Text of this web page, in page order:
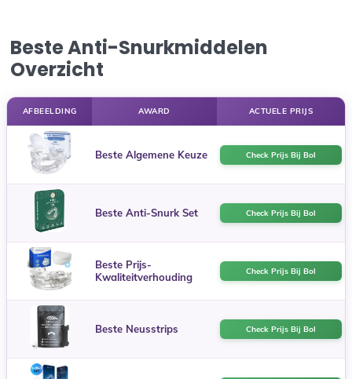
Beste Anti-Snurkmiddelen
Overzicht
AFBEELDING AWARD ACTUELE PRIJS
Beste Algemene Keuze Check Prijs Bij Bol
Beste Anti-Snurk Set Check Prijs Bij Bol
Beste Prijs-
Kwaliteitverhouding
Check Prijs Bij Bol
Beste Neusstrips Check Prijs Bij Bol